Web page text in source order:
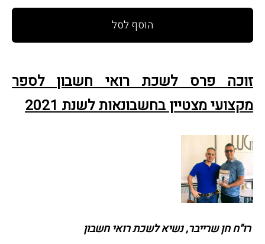
הוסף לסל
זוכה פרס לשכת רואי חשבון לספר
מקצועי מצטיין בחשבונאות לשנת 2021
רו"ח חן שרייבר, נשיא לשכת רואי חשבון